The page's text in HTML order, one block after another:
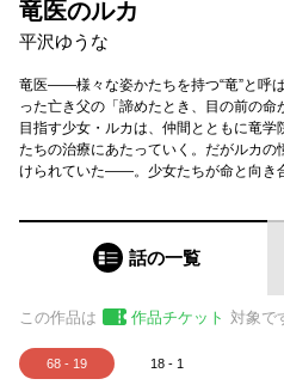
竜医のルカ
平沢ゆうな
竜医――様々な姿かたちを持つ“竜”と呼
った亡き父の「諦めたとき、目の前の
目指す少女・ルカは、仲間とともに竜
たちの治療にあたっていく。だがルカ
けられていた――。少女たちが命と向き
話の一覧
この作品は 作品チケット 対象で
68 - 19 18 - 1